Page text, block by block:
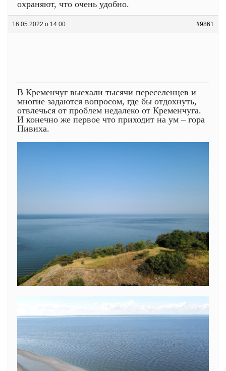
охраняют, что очень удобно.
16.05.2022 о 14:00 #9861
В Кременчуг выехали тысячи переселенцев и
многие задаются вопросом, где бы отдохнуть,
отвлечься от проблем недалеко от Кременчуга.
И конечно же первое что приходит на ум – гора
Пивиха.